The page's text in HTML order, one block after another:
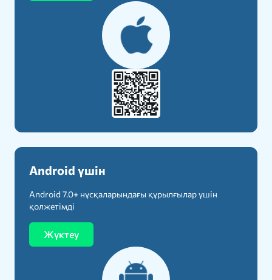
Android үшін
Android 7.0+ нұсқаларындағы құрылғылар үшін
қолжетімді
Жүктеу